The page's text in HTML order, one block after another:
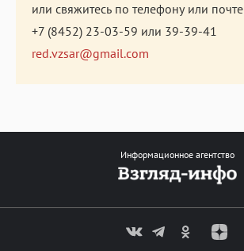
или свяжитесь по телефону или почте
+7 (8452) 23-03-59 или 39-39-41
red.vzsar@gmail.com
Информационное агентство